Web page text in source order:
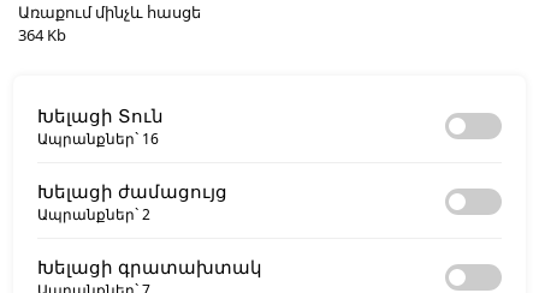
Առաքում մինչև հասցե
364 Kb
Խելացի Տուն
Ապրանքներ` 16
Խելացի ժամացույց
Ապրանքներ`2
Խելացի գրատախտակ